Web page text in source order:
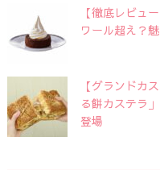
【徹底レビュ
ワール超え？
【グランドカ
る餅カステラ
登場